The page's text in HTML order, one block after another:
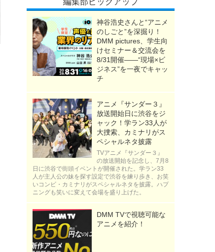
神谷浩史さんと“アニメ
のしごと”を深掘り！
DMM pictures、学生向
けセミナー＆交流会を
8/31開催――“現場×ビ
ジネス”を一夜でキャッ
チ
アニメ『サンダー３』
放送開始日に渋谷をジ
ャック！学ラン33人が
大捜索、カミナリがス
ペシャルネタ披露
TVアニメ『サンダー３』
の放送開始を記念し、7月8
日に渋谷で街頭イベントが開催された。学ラン33
人が主人公の妹を探す設定で渋谷を練り歩き、お笑
いコンビ・カミナリがスペシャルネタを披露。ハプ
ニングも笑いに変えて会場を盛り上げた。
DMM TVで視聴可能な
アニメを紹介！